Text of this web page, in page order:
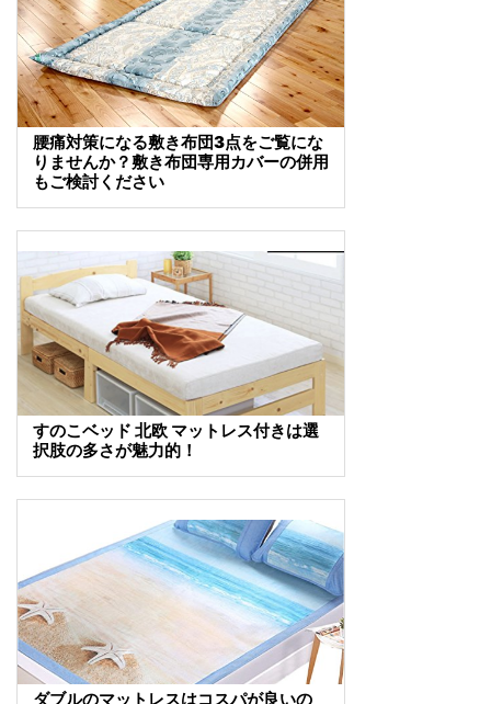
腰痛対策になる敷き布団3点をご覧にな
りませんか？敷き布団専用カバーの併用
もご検討ください
すのこベッド 北欧 マットレス付きは選
択肢の多さが魅力的！
ダブルのマットレスはコスパが良いの